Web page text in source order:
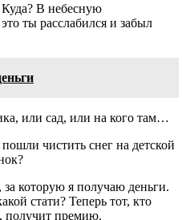
В небесную
ты расслабился и забыл
или сад, или на кого там…
чистить снег на детской
которую я получаю деньги.
стати? Теперь тот, кто
получит премию.